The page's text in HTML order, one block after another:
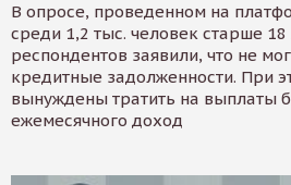
В опросе, проведенном на
среди 1,2 тыс. человек старше 18
респондентов заявили, что не
кредитные задолженности. При
вынуждены тратить на выплаты
ежемесячного доход